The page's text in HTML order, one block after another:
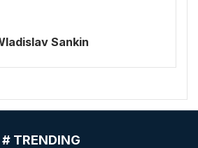
Sankin
# TRENDING